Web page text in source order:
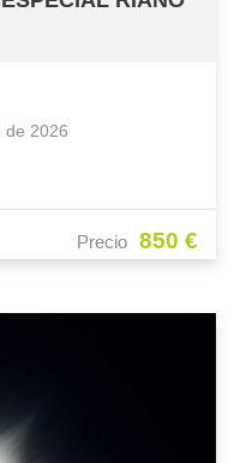
Precio 850 €
de 2026